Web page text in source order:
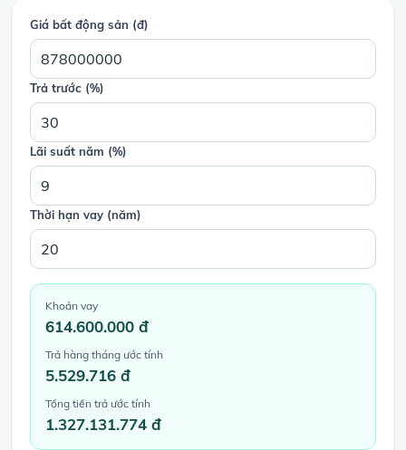
Giá bất động sản (đ)
Trả trước (%)
Lãi suất năm (%)
Thời hạn vay (năm)
Khoản vay
614.600.000 đ
Trả hàng tháng ước tính
5.529.716 đ
Tổng tiền trả ước tính
1.327.131.774 đ